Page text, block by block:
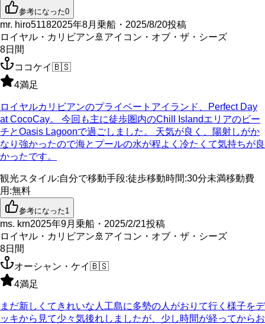
参考になった0
mr. hiro51182025年8月乗船・2025/8/20投稿
ロイヤル・カリビアン 🚢 アイコン・オブ・ザ・シーズ
8日間
ココケイ🇧🇸
4満足
ロイヤルカリビアンのプライベートアイランド、Perfect Day
at CocoCay。 今回も主に徒歩圏内のChill Islandエリアのビー
チとOasis Lagoonで過ごしました。 天気が良く、陽射しがか
なり強かったので海とプールの水が程よく冷たくて気持ちが良
かったです。
観光スタイル:自分で移動手段:徒歩移動時間:30分未満移動費
用 :無料
参考になった1
ms. krn2025年9月乗船・2025/2/21投稿
ロイヤル・カリビアン 🚢 アイコン・オブ・ザ・シーズ
8日間
オーシャン・ケイ🇧🇸
4満足
まだ新しくてきれいな人工島に多勢の人がおりて行く様子をデ
ッキから見て少々気後れしましたが、少し時間が経ってからお